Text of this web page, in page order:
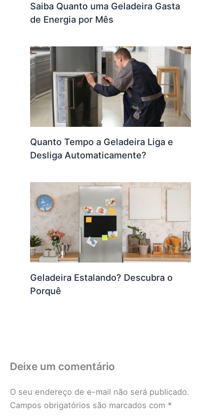
Saiba Quanto uma Geladeira Gasta
de Energia por Mês
Quanto Tempo a Geladeira Liga e
Desliga Automaticamente?
Geladeira Estalando? Descubra o
Porquê
Deixe um comentário
O seu endereço de e-mail não será publicado.
Campos obrigatórios são marcados com *